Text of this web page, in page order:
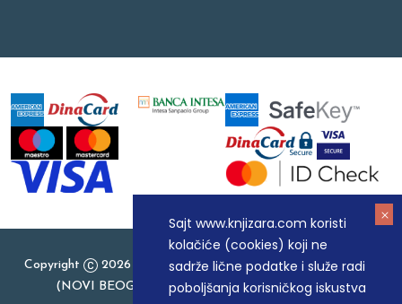
Sajt www.knjizara.com koristi
kolačiće (cookies) koji ne
sadrže lične podatke i služe radi
poboljšanja korisničkog iskustva
Copyright
2026 Knjizara.com - MAKART DOO BEOGRAD
(NOVI BEOGRAD), PIB: 105184104, MB: 20337524